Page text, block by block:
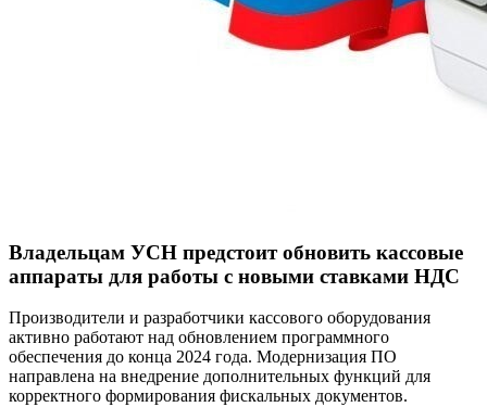
Владельцам УСН предстоит обновить кассовые
аппараты для работы с новыми ставками НДС
Производители и разработчики кассового оборудования
активно работают над обновлением программного
обеспечения до конца 2024 года. Модернизация ПО
направлена на внедрение дополнительных функций для
корректного формирования фискальных документов.